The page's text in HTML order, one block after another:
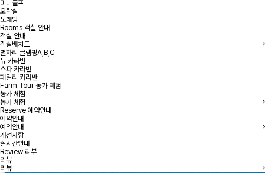
미니골프
오락실
노래방
Rooms 객실 안내
객실 안내
객실배치도
별자리 글램핑A,B,C
뉴 카라반
스파 카라반
패밀리 카라반
Farm Tour 농가 체험
농가 체험
농가 체험
Reserve 예약안내
예약안내
예약안내
개선사항
실시간안내
Review 리뷰
리뷰
리뷰